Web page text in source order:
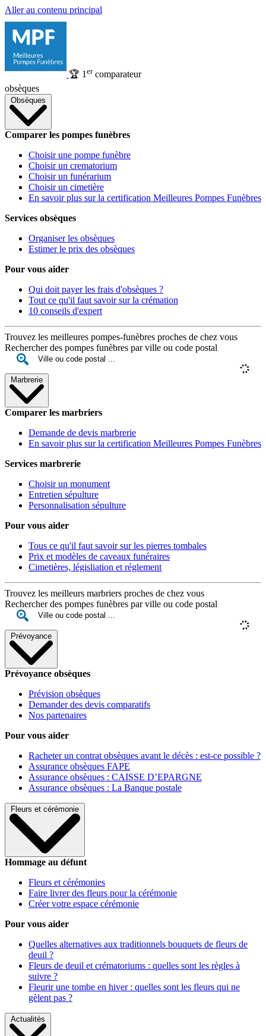
Aller au contenu principal
🏆 1 ercomparateur
obsèques
Obsèques
Comparer les pompes funèbres
Choisir une pompe funèbre
Choisir un crematorium
Choisir un funérarium
Choisir un cimetière
En savoir plus sur la certification Meilleures Pompes Funèbres
Services obsèques
Organiser les obsèques
Estimer le prix des obsèques
Pour vous aider
Qui doit payer les frais d'obsèques ?
Tout ce qu'il faut savoir sur la crémation
10 conseils d'expert
Trouvez les meilleures pompes-funèbres proches de chez vous
Rechercher des pompes funèbres par ville ou code postal
Marbrerie
Comparer les marbriers
Demande de devis marbrerie
En savoir plus sur la certification Meilleures Pompes Funèbres
Services marbrerie
Choisir un monument
Entretien sépulture
Personnalisation sépulture
Pour vous aider
Tous ce qu'il faut savoir sur les pierres tombales
Prix et modèles de caveaux funéraires
Cimetières, législiation et réglement
Trouvez les meilleurs marbriers proches de chez vous
Rechercher des pompes funèbres par ville ou code postal
Prévoyance
Prévoyance obsèques
Prévision obsèques
Demander des devis comparatifs
Nos partenaires
Pour vous aider
Racheter un contrat obsèques avant le décès : est-ce possible ?
Assurance obsèques FAPE
Assurance obsèques : CAISSE D’EPARGNE
Assurance obsèques : La Banque postale
Fleurs et cérémonie
Hommage au défunt
Fleurs et cérémonies
Faire livrer des fleurs pour la cérémonie
Créer votre espace cérémonie
Pour vous aider
Quelles alternatives aux traditionnels bouquets de fleurs de
deuil ?
Fleurs de deuil et crématoriums : quelles sont les règles à
suivre ?
Fleurir une tombe en hiver : quelles sont les fleurs qui ne
gèlent pas ?
Actualités